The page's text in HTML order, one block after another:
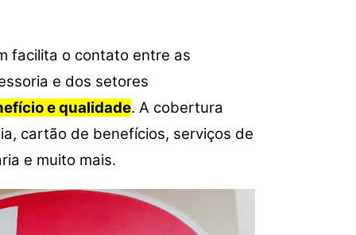
facilita o contato entre as
e dos setores
e qualidade. A cobertura
cartão de benefícios, serviços de
e muito mais.